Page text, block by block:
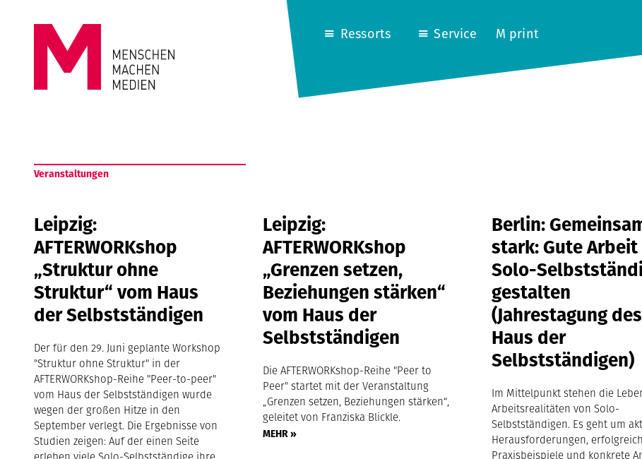
MACHEN
MEDIEN
Ressorts Service M print
Veranstaltungen
Leipzig:
AFTERWORKshop
„Struktur ohne
Struktur“ vom Haus
der Selbstständigen
Der für den 29. Juni geplante Workshop
"Struktur ohne Struktur" in der
AFTERWORKshop-Reihe "Peer-to-peer"
vom Haus der Selbstständigen wurde
wegen der großen Hitze in den
September verlegt. Die Ergebnisse von
Studien zeigen: Auf der einen Seite
Leipzig:
AFTERWORKshop
„Grenzen setzen,
Beziehungen stärken“
vom Haus der
Selbstständigen
Die AFTERWORKshop-Reihe "Peer to
Peer" startet mit der Veranstaltung
„Grenzen setzen, Beziehungen stärken“,
geleitet von Franziska Blickle.
MEHR »
Berlin:
stark: Gute
Solo-
gestalten
(Jahrestagung des
Haus der
Selbstständigen)
Im Mittelpunkt stehen die
Arbeitsrealitäten von Solo-
Selbstständigen. Es geht um
Herausforderungen,
Praxisbeispiele und konkrete